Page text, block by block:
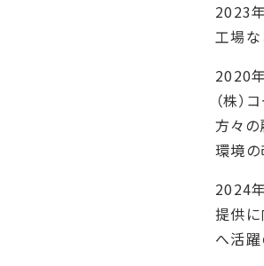
2023
工場な
2020
（株
方々の
環境
2024
提供に
へ活躍